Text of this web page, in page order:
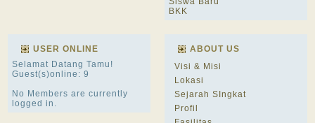
BKK
USER ONLINE
Selamat Datang Tamu!
Guest(s)online: 9
No Members are currently
logged in.
ABOUT US
Visi & Misi
Lokasi
Sejarah SIngkat
Profil